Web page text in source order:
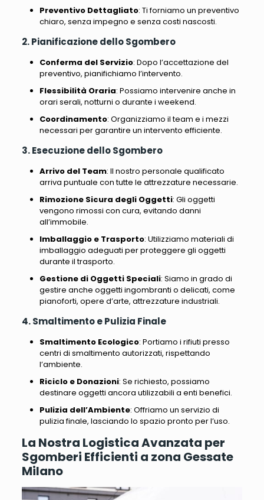
Preventivo Dettagliato: Ti forniamo un preventivo
chiaro, senza impegno e senza costi nascosti.
2. Pianificazione dello Sgombero
Conferma del Servizio: Dopo l’accettazione del
preventivo, pianifichiamo l’intervento.
Flessibilità Oraria: Possiamo intervenire anche in
orari serali, notturni o durante i weekend.
Coordinamento: Organizziamo il team e i mezzi
necessari per garantire un intervento efficiente.
3. Esecuzione dello Sgombero
Arrivo del Team: Il nostro personale qualificato
arriva puntuale con tutte le attrezzature necessarie.
Rimozione Sicura degli Oggetti: Gli oggetti
vengono rimossi con cura, evitando danni
all’immobile.
Imballaggio e Trasporto: Utilizziamo materiali di
imballaggio adeguati per proteggere gli oggetti
durante il trasporto.
Gestione di Oggetti Speciali: Siamo in grado di
gestire anche oggetti ingombranti o delicati, come
pianoforti, opere d’arte, attrezzature industriali.
4. Smaltimento e Pulizia Finale
Smaltimento Ecologico: Portiamo i rifiuti presso
centri di smaltimento autorizzati, rispettando
l’ambiente.
Riciclo e Donazioni: Se richiesto, possiamo
destinare oggetti ancora utilizzabili a enti benefici.
Pulizia dell’Ambiente: Offriamo un servizio di
pulizia finale, lasciando lo spazio pronto per l’uso.
La Nostra Logistica Avanzata per
Sgomberi Efficienti a zona Gessate
Milano